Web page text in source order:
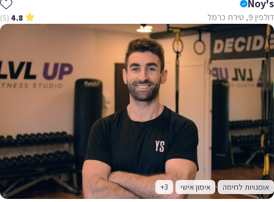
Noy's
דולפין 9, טירת כרמל 4.8
(5)
אומנויות לחימה אימון אישי +3